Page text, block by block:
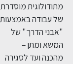
מתודולוגית מוסדרת
של עבודה באמצעות
"אבני הדרך" של
המשא ומתן –
מהכנה ועד לסגירה